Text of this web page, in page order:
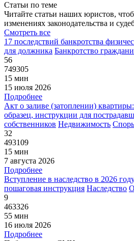
Статьи по теме
Читайте статьи наших юристов,
изменениях законодательства и
Смотреть все
17 последствий банкротства
для должника Банкротство
56
749305
15 мин
15 июля 2026
Подробнее
Акт о заливе (затоплении)
образец, инструкции для
собственников Недвижимость
32
493109
15 мин
7 августа 2026
Подробнее
Вступление в наследство в 2026
пошаговая инструкция Наследство
9
463326
55 мин
16 июля 2026
Подробнее